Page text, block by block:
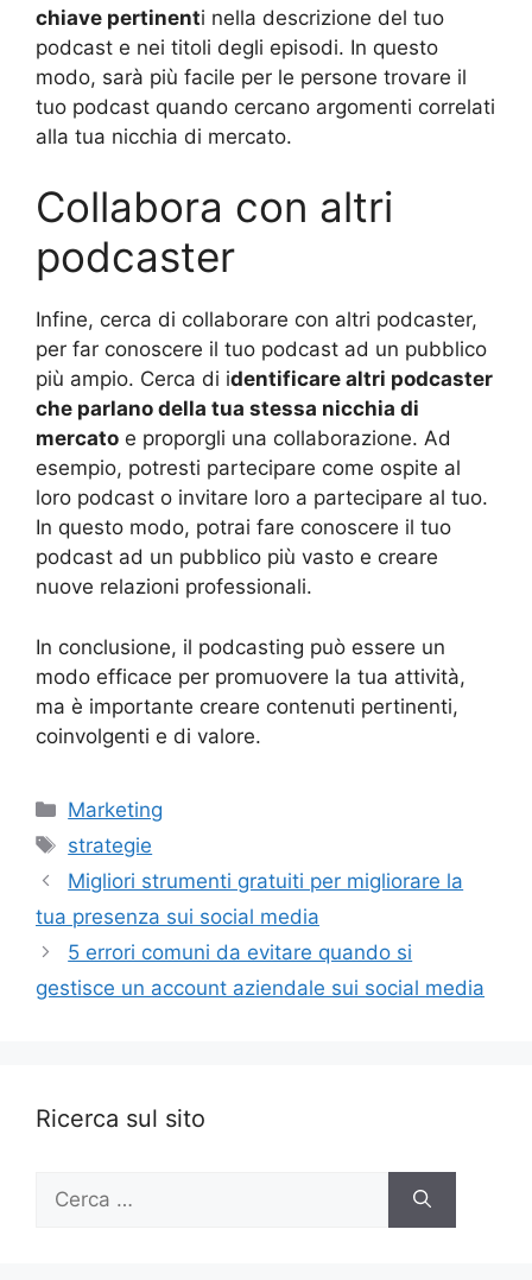
chiave pertinenti nella descrizione del tuo
podcast e nei titoli degli episodi. In questo
modo, sarà più facile per le persone trovare il
tuo podcast quando cercano argomenti correlati
alla tua nicchia di mercato.
Collabora con altri
podcaster
Infine, cerca di collaborare con altri podcaster,
per far conoscere il tuo podcast ad un pubblico
più ampio. Cerca di identificare altri podcaster
che parlano della tua stessa nicchia di
mercato e proporgli una collaborazione. Ad
esempio, potresti partecipare come ospite al
loro podcast o invitare loro a partecipare al tuo.
In questo modo, potrai fare conoscere il tuo
podcast ad un pubblico più vasto e creare
nuove relazioni professionali.
In conclusione, il podcasting può essere un
modo efficace per promuovere la tua attività,
ma è importante creare contenuti pertinenti,
coinvolgenti e di valore.
Categorie
Marketing
Tag
strategie
Migliori strumenti gratuiti per migliorare la
tua presenza sui social media
5 errori comuni da evitare quando si
gestisce un account aziendale sui social media
Ricerca sul sito
per: